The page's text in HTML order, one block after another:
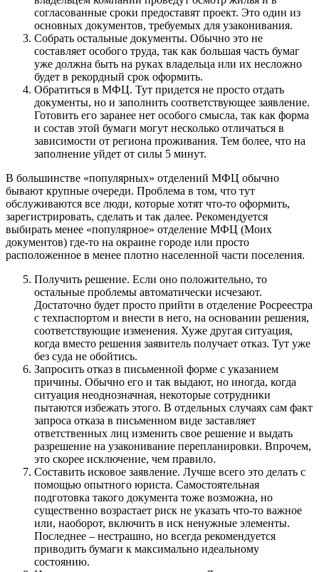
согласованные сроки предоставят проект. Это один из
основных документов, требуемых для узаконивания.
Собрать остальные документы. Обычно это не
составляет особого труда, так как большая часть бумаг
уже должна быть на руках владельца или их несложно
будет в рекордный срок оформить.
Обратиться в МФЦ. Тут придется не просто отдать
документы, но и заполнить соответствующее заявление.
Готовить его заранее нет особого смысла, так как форма
и состав этой бумаги могут несколько отличаться в
зависимости от региона проживания. Тем более, что на
заполнение уйдет от силы 5 минут.
В большинстве «популярных» отделений МФЦ обычно
бывают крупные очереди. Проблема в том, что тут
обслуживаются все люди, которые хотят что-то оформить,
зарегистрировать, сделать и так далее. Рекомендуется
выбирать менее «популярное» отделение МФЦ (Моих
документов) где-то на окраине городе или просто
расположенное в менее плотно населенной части поселения.
Получить решение. Если оно положительно, то
остальные проблемы автоматически исчезают.
Достаточно будет просто прийти в отделение Росреестра
с техпаспортом и внести в него, на основании решения,
соответствующие изменения. Хуже другая ситуация,
когда вместо решения заявитель получает отказ. Тут уже
без суда не обойтись.
Запросить отказ в письменной форме с указанием
причины. Обычно его и так выдают, но иногда, когда
ситуация неоднозначная, некоторые сотрудники
пытаются избежать этого. В отдельных случаях сам факт
запроса отказа в письменном виде заставляет
ответственных лиц изменить свое решение и выдать
разрешение на узаконивание перепланировки. Впрочем,
это скорее исключение, чем правило.
Составить исковое заявление. Лучше всего это делать с
помощью опытного юриста. Самостоятельная
подготовка такого документа тоже возможна, но
существенно возрастает риск не указать что-то важное
или, наоборот, включить в иск ненужные элементы.
Последнее – нестрашно, но всегда рекомендуется
приводить бумаги к максимально идеальному
состоянию.